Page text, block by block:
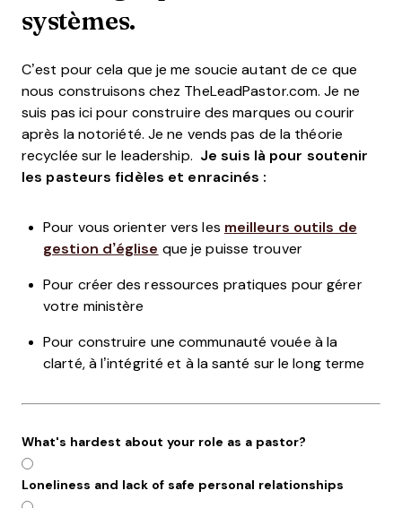
systèmes.
C’est pour cela que je me soucie autant de ce que
nous construisons chez TheLeadPastor.com. Je ne
suis pas ici pour construire des marques ou courir
après la notoriété. Je ne vends pas de la théorie
recyclée sur le leadership. Je suis là pour soutenir
les pasteurs fidèles et enracinés :
Pour vous orienter vers les meilleurs outils de
gestion d’église que je puisse trouver
Pour créer des ressources pratiques pour gérer
votre ministère
Pour construire une communauté vouée à la
clarté, à l’intégrité et à la santé sur le long terme
What's hardest about your role as a pastor?
Loneliness and lack of safe personal relationships